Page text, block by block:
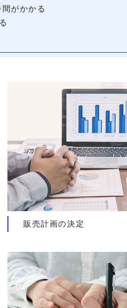
がかかる
販売計画の決定